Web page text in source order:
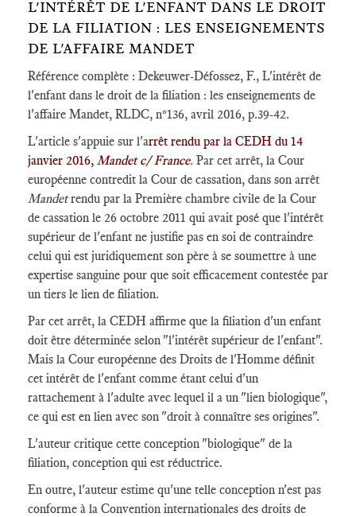
L'INTÉRÊT DE L'ENFANT DANS LE DROIT
DE LA FILIATION : LES ENSEIGNEMENTS
DE L'AFFAIRE MANDET
Référence complète : Dekeuwer-Défossez, F., L'intérêt de
l'enfant dans le droit de la filiation : les enseignements de
l'affaire Mandet, RLDC, n°136, avril 2016, p.39-42.
L'article s'appuie sur l'arrêt rendu par la CEDH du 14
janvier 2016, Mandet c/ France. Par cet arrêt, la Cour
européenne contredit la Cour de cassation, dans son arrêt
Mandetrendu par la Première chambre civile de la Cour
de cassation le 26 octobre 2011 qui avait posé que l'intérêt
supérieur de l'enfant ne justifie pas en soi de contraindre
celui qui est juridiquement son père à se soumettre à une
expertise sanguine pour que soit efficacement contestée par
un tiers le lien de filiation.
Par cet arrêt, la CEDH affirme que la filiation d'un enfant
doit être déterminée selon "l'intérêt supérieur de l'enfant".
Mais la Cour européenne des Droits de l'Homme définit
cet intérêt de l'enfant comme étant celui d'un
rattachement à l'adulte avec lequel il a un "lien biologique",
ce qui est en lien avec son "droit à connaître ses origines".
L'auteur critique cette conception "biologique" de la
filiation, conception qui est réductrice.
En outre, l'auteur estime qu'une telle conception n'est pas
conforme à la Convention internationales des droits de